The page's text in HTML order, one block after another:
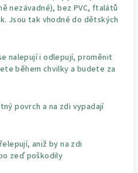
nezávadné), bez PVC, ftalátů
Jsou tak vhodné do dětských
nalepují i odlepují, proměnit
během chvilky a budete za
povrch a na zdi vypadají
aniž by na zdi
zeď poškodily